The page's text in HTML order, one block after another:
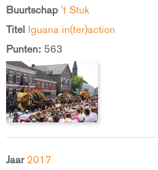
Buurtschap 't Stuk
Titel Iguana in(ter)action
Punten: 563
Jaar 2017